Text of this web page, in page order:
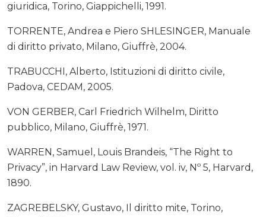
giuridica, Torino, Giappichelli, 1991.
TORRENTE, Andrea e Piero SHLESINGER, Manuale
di diritto privato, Milano, Giuffrè, 2004.
TRABUCCHI, Alberto, Istituzioni di diritto civile,
Padova, CEDAM, 2005.
VON GERBER, Carl Friedrich Wilhelm, Diritto
pubblico, Milano, Giuffrè, 1971.
WARREN, Samuel, Louis Brandeis, “The Right to
Privacy”, in Harvard Law Review, vol. iv, Nº 5, Harvard,
1890.
ZAGREBELSKY, Gustavo, Il diritto mite, Torino,